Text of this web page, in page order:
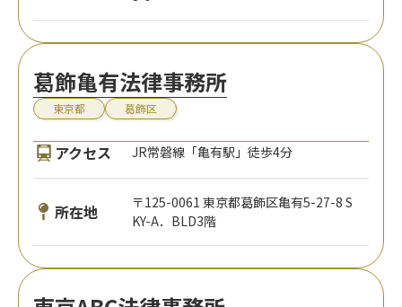
葛飾亀有法律事務所
東京都 葛飾区
アクセス JR常磐線「亀有駅」徒歩4分
所在地
〒125-0061 東京都葛飾区亀有5-27-8 S
KY-A．BLD3階